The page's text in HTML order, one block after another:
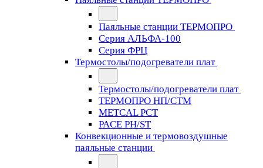
Паяльные станции ТЕРМОПРО
Серия АЛЬФА-100
Серия ФРЦ
Термостолы/подогреватели плат
Термостолы/подогреватели плат
ТЕРМОПРО НП/СТМ
METCAL PCT
PACE PH/ST
Конвекционные и термовоздушные
паяльные станции